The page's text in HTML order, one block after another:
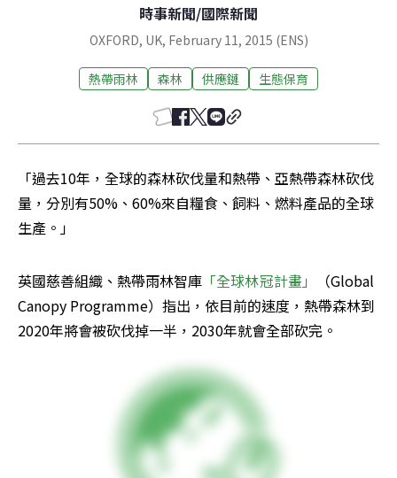
時事新聞/國際新聞
OXFORD, UK, February 11, 2015 (ENS)
熱帶雨林 森林 供應鏈 生態保育
「過去10年，全球的森林砍伐量和熱帶、亞熱帶森林砍伐
量，分別有50%、60%來自糧食、飼料、燃料產品的全球
生產。」
英國慈善組織、熱帶雨林智庫 「全球林冠計畫」
（Global
Canopy Programme）指出，依目前的速度，熱帶森林到
2020年將會被砍伐掉一半，2030年就會全部砍完。